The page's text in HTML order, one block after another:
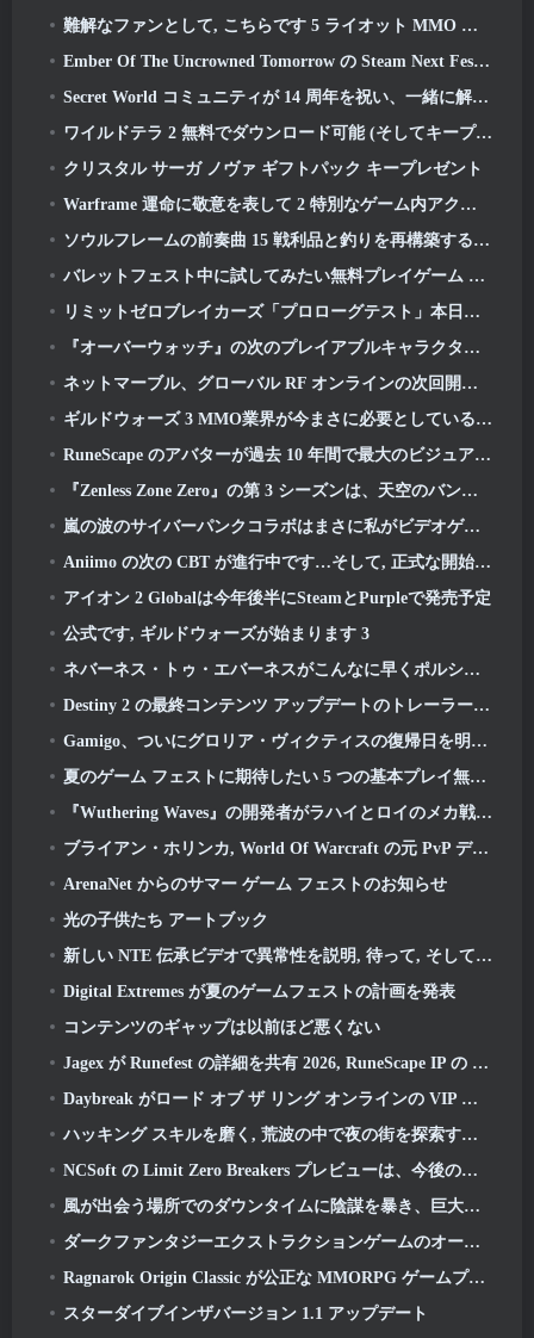
難解なファンとして, こちらです 5 ライオット MMO に見たいもの
Ember Of The Uncrowned Tomorrow の Steam Next Fest デモを事前ダウンロードできます
Secret World コミュニティが 14 周年を祝い、一緒に解決しなければならない謎を発表
ワイルドテラ 2 無料でダウンロード可能 (そしてキープ) 期間限定
クリスタル サーガ ノヴァ ギフトパック キープレゼント
Warframe 運命に敬意を表して 2 特別なゲーム内アクティビティとタイトル付き
ソウルフレームの前奏曲 15 戦利品と釣りを再構築するアップデート
バレットフェスト中に試してみたい無料プレイゲーム 5 選
リミットゼロブレイカーズ「プロローグテスト」本日開始
『オーバーウォッチ』の次のプレイアブルキャラクターは過労のサイボーグ犯罪ボスになるようだ
ネットマーブル、グローバル RF オンラインの次回開始日を発表
ギルドウォーズ 3 MMO業界が今まさに必要としているものかもしれない
RuneScape のアバターが過去 10 年間で最大のビジュアルアップデートで全面的に刷新される
『Zenless Zone Zero』の第 3 シーズンは、天空のバンブー島への旅から始まります, そしてSteamプラットフォームへ
嵐の波のサイバーパンクコラボはまさに私がビデオゲームのクロスオーバーイベントに求めていたものです
Aniimo の次の CBT が進行中です…そして, 正式な開始期間があります
アイオン 2 Globalは今年後半にSteamとPurpleで発売予定
公式です, ギルドウォーズが始まります 3
ネバーネス・トゥ・エバーネスがこんなに早くポルシェコラボガチャをやるのは間違いだったかもしれないと思った, でも私は間違っていた
Destiny 2 の最終コンテンツ アップデートのトレーラーは雄叫びを上げています
Gamigo、ついにグロリア・ヴィクティスの復帰日を明らかに, 二度目も生き残れるか?
夏のゲーム フェストに期待したい 5 つの基本プレイ無料ゲーム
『Wuthering Waves』の開発者がラハイとロイのメカ戦闘シーケンスの作成について議論
ブライアン・ホリンカ, World Of Warcraft の元 PvP デザイン スペシャリスト, リーグ・オブ・レジェンド MMO チームに参加
ArenaNet からのサマー ゲーム フェストのお知らせ
光の子供たち アートブック
新しい NTE 伝承ビデオで異常性を説明, 待って, そして、ある「秘密」組織がすべてを追跡する方法
Digital Extremes が夏のゲームフェストの計画を発表
コンテンツのギャップは以前ほど悪くない
Jagex が Runefest の詳細を共有 2026, RuneScape IP の 25 周年記念式典の一環
Daybreak がロード オブ ザ リング オンラインの VIP メンバーシップの値上げを発表
ハッキング スキルを磨く, 荒波の中で夜の街を探索する時間です
NCSoft の Limit Zero Breakers プレビューは、今後のプロローグ テストに何が期待できるかを示しています
風が出会う場所でのダウンタイムに陰謀を暴き、巨大な猫と戦いましょうの最新アップデート
ダークファンタジーエクストラクションゲームのオープンベータテスト日が発表, ミストフォールハンター
Ragnarok Origin Classic が公正な MMORPG ゲームプレイを復活させ、CBT が 6 月にオープン 4
スターダイブインザバージョン 1.1 アップデート